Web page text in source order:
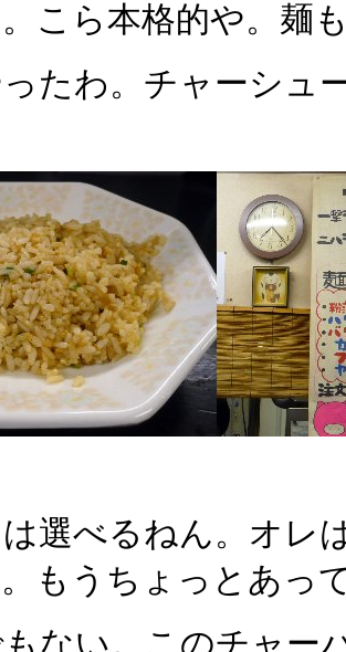
こら本格的や。麺
たわ。チャーシュ
選べるねん。オレ
もうちょっとあっ
ない。このチャー